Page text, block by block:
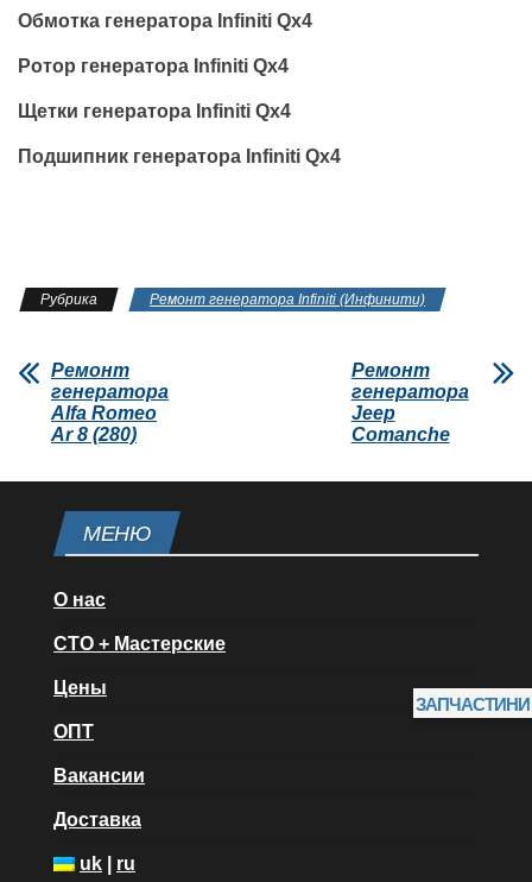
Обмотка генератора Infiniti Qx4
Ротор генератора Infiniti Qx4
Щетки генератора Infiniti Qx4
Подшипник генератора Infiniti Qx4
Рубрика Ремонт генератора Infiniti (Инфинити)
Ремонт
генератора
Alfa Romeo
Ar 8 (280)
Ремонт
генератора
Jeep
Comanche
МЕНЮ
О нас
СТО + Мастерские
Цены
ОПТ
Вакансии
Доставка
uk ru
ЗАПЧАСТИНИ